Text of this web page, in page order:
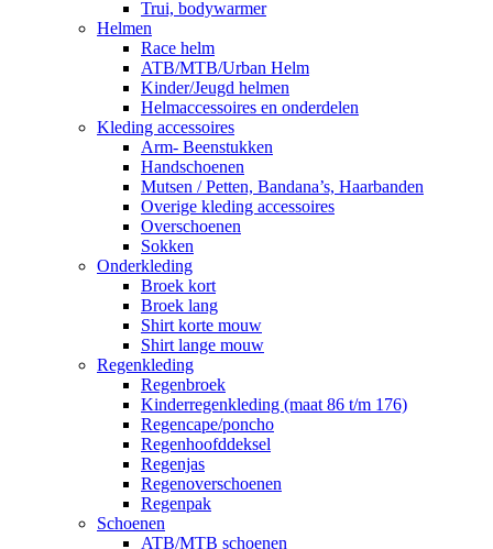
Trui, bodywarmer
Helmen
Race helm
ATB/MTB/Urban Helm
Kinder/Jeugd helmen
Helmaccessoires en onderdelen
Kleding accessoires
Arm- Beenstukken
Handschoenen
Mutsen / Petten, Bandana’s, Haarbanden
Overige kleding accessoires
Overschoenen
Sokken
Onderkleding
Broek kort
Broek lang
Shirt korte mouw
Shirt lange mouw
Regenkleding
Regenbroek
Kinderregenkleding (maat 86 t/m 176)
Regencape/poncho
Regenhoofddeksel
Regenjas
Regenoverschoenen
Regenpak
Schoenen
ATB/MTB schoenen